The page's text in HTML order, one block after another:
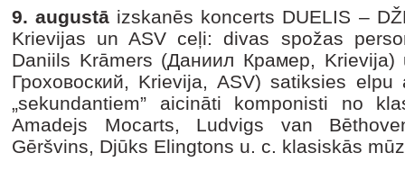
9. augustā izskanēs koncerts DUELIS –
Krievijas un ASV ceļi: divas spožas
Daniils Krāmers (Даниил Крамер,
Гроховоский, Krievija, ASV) satiksies
„sekundantiem” aicināti komponisti no
Amadejs Mocarts, Ludvigs van
Gēršvins, Djūks Elingtons u. c. klasiskās